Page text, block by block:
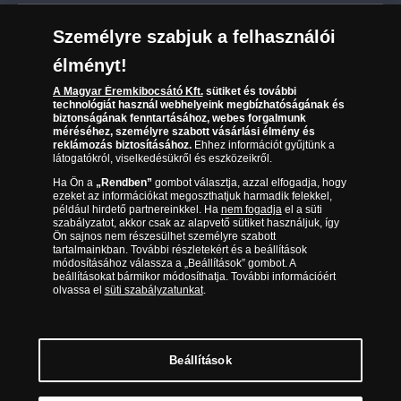
Kézbesítés
Reklamáció
Visszaküldés
Elállási űrlap
Karrier
Sütik (cookies) használata
Süti (cookies)Beállítások
Társaságunkról
Az érmék és érmek ára és értéke
Gyakran ismételt kérdések
Adatkezelés
06 80 888 889
(díjmentesen hívható hétfőtől csütörtökig 9.00 és 17.00
óra között, péntekenként 9.00 és 15.00 óra között)
Magyar Éremkibocsátó Kft. 1134 Budapest, Váci út 33. Cégjegyzékszám: 01-09-
957944, Adószám: 23275395-2-41 A Társaság a Magyar Kereskedelmi
Személyre szabjuk a felhasználói
élményt!
A Magyar Éremkibocsátó Kft.sütiket és további
technológiát használ webhelyeink megbízhatóságának és
biztonságának fenntartásához, webes forgalmunk
méréséhez, személyre szabott vásárlási élmény és
reklámozás biztosításához.Ehhez információt gyűjtünk a
látogatókról, viselkedésükről és eszközeikről.
Ha Ön a „Rendben”gombot választja, azzal elfogadja, hogy
ezeket az információkat megoszthatjuk harmadik felekkel,
például hirdető partnereinkkel. Ha nem fogadjael a süti
szabályzatot, akkor csak az alapvető sütiket használjuk, így
Ön sajnos nem részesülhet személyre szabott
tartalmainkban. További részletekért és a beállítások
módosításához válassza a „Beállítások” gombot. A
beállításokat bármikor módosíthatja. További információért
olvassa el süti szabályzatunkat.
Beállítások